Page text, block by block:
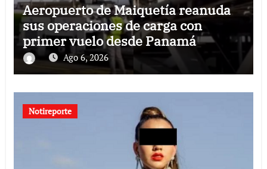
Aeropuerto de Maiquetía reanuda
sus operaciones de carga con
primer vuelo desde Panamá
Ago 6, 2026
Notireporte